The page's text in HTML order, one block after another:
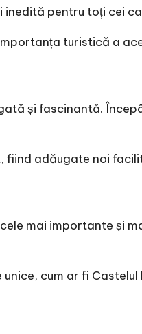
pentru toți cei
turistică a
și fascinantă.
adăugate noi
mai importante și
cum ar fi